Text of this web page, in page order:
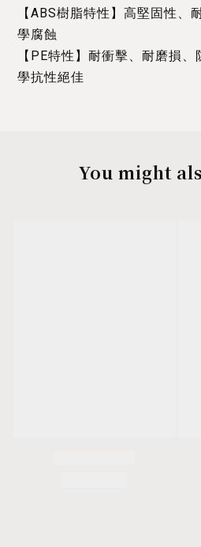
【ABS樹脂特性】高堅固性、
學腐蝕
【PE特性】耐衝擊、耐磨損
學抗性絕佳
You might